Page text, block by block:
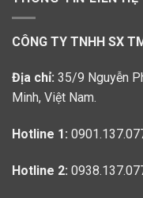
CÔNG TY TNHH SX
Địa chỉ: 35/9 Nguyễn
Minh, Việt Nam.
Hotline 1:
Hotline 2: